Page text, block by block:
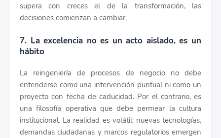
supera con creces el de la transformación, las
decisiones comienzan a cambiar.
7. La excelencia no es un acto aislado, es un
hábito
La reingeniería de procesos de negocio no debe
entenderse como una intervención puntual ni como un
proyecto con fecha de caducidad. Por el contrario, es
una filosofía operativa que debe permear la cultura
institucional. La realidad es volátil: nuevas tecnologías,
demandas ciudadanas y marcos regulatorios emergen